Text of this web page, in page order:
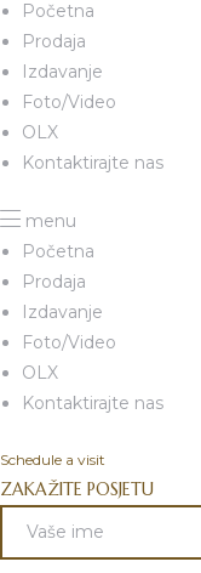
Početna
Prodaja
Izdavanje
Foto/Video
OLX
Kontaktirajte nas
menu
Početna
Prodaja
Izdavanje
Foto/Video
OLX
Kontaktirajte nas
Schedule a visit
ZAKAŽITE POSJETU